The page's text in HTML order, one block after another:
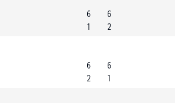
6
1
6
2
6
2
6
1